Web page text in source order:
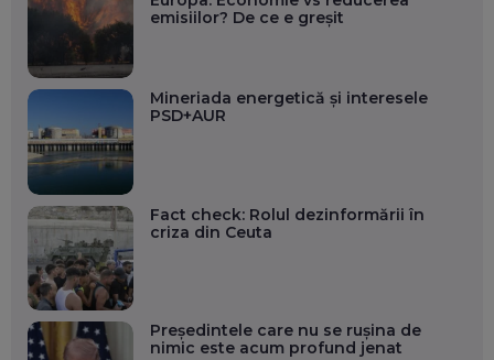
emisiilor? De ce e greșit
Mineriada energetică și interesele
PSD+AUR
Fact check: Rolul dezinformării în
criza din Ceuta
Președintele care nu se rușina de
nimic este acum profund jenat